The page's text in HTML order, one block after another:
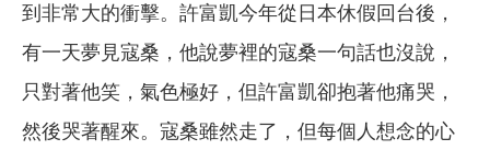
到非常大的衝擊。許富凱今年從日本休假回台後，
有一天夢見寇桑，他說夢裡的寇桑一句話也沒說，
只對著他笑，氣色極好，但許富凱卻抱著他痛哭，
然後哭著醒來。寇桑雖然走了，但每個人想念的心